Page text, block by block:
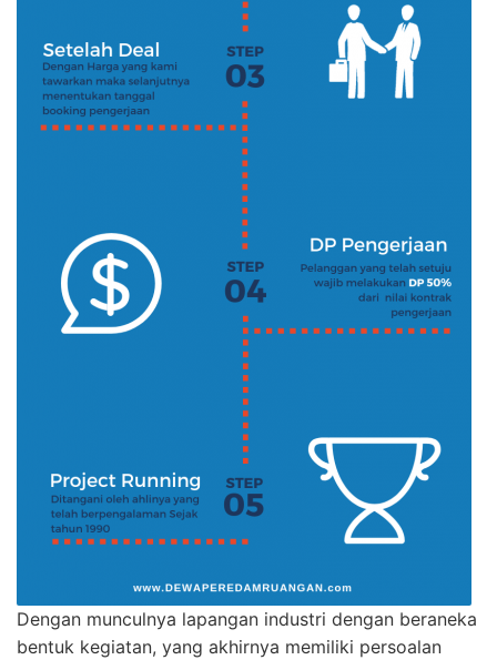
Dengan munculnya lapangan industri dengan beraneka
bentuk kegiatan, yang akhirnya memiliki persoalan